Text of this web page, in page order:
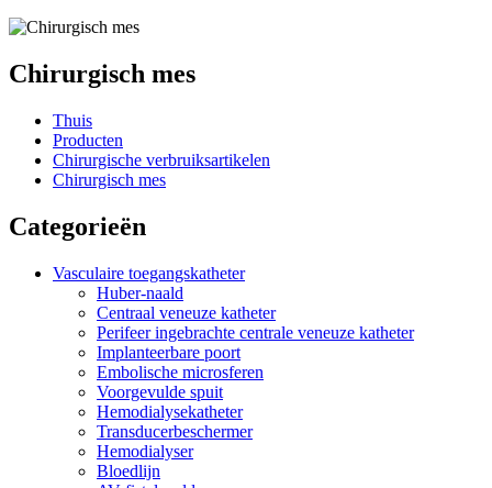
Chirurgisch mes
Thuis
Producten
Chirurgische verbruiksartikelen
Chirurgisch mes
Categorieën
Vasculaire toegangskatheter
Huber-naald
Centraal veneuze katheter
Perifeer ingebrachte centrale veneuze katheter
Implanteerbare poort
Embolische microsferen
Voorgevulde spuit
Hemodialysekatheter
Transducerbeschermer
Hemodialyser
Bloedlijn